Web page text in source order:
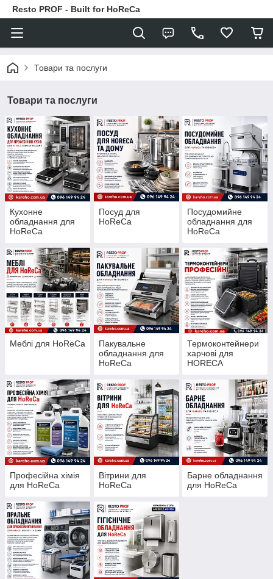
Resto PROF - Built for HoReCa
Товари та послуги
Товари та послуги
Кухонне
обладнання для
HoReCa
Посуд для
HoReCa
Посудомийне
обладнання для
HoReCa
Меблі для HoReCa
Пакувальне
обладнання для
HoReCa
Термоконтейнери
харчові для
HORECA
Професійна хімія
для HoReCa
Вітрини для
HoReCa
Барне обладнання
для HoReCa